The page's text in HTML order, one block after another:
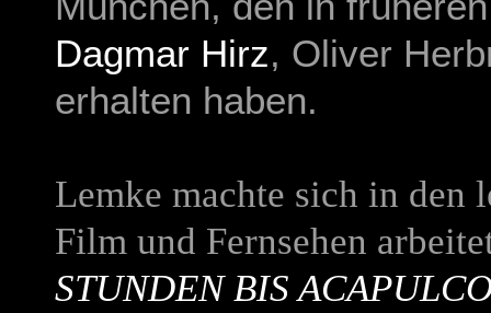
Dagmar Hirz, Oliver
erhalten haben.
Lemke machte sich in den
Film und Fernsehen
STUNDEN BIS